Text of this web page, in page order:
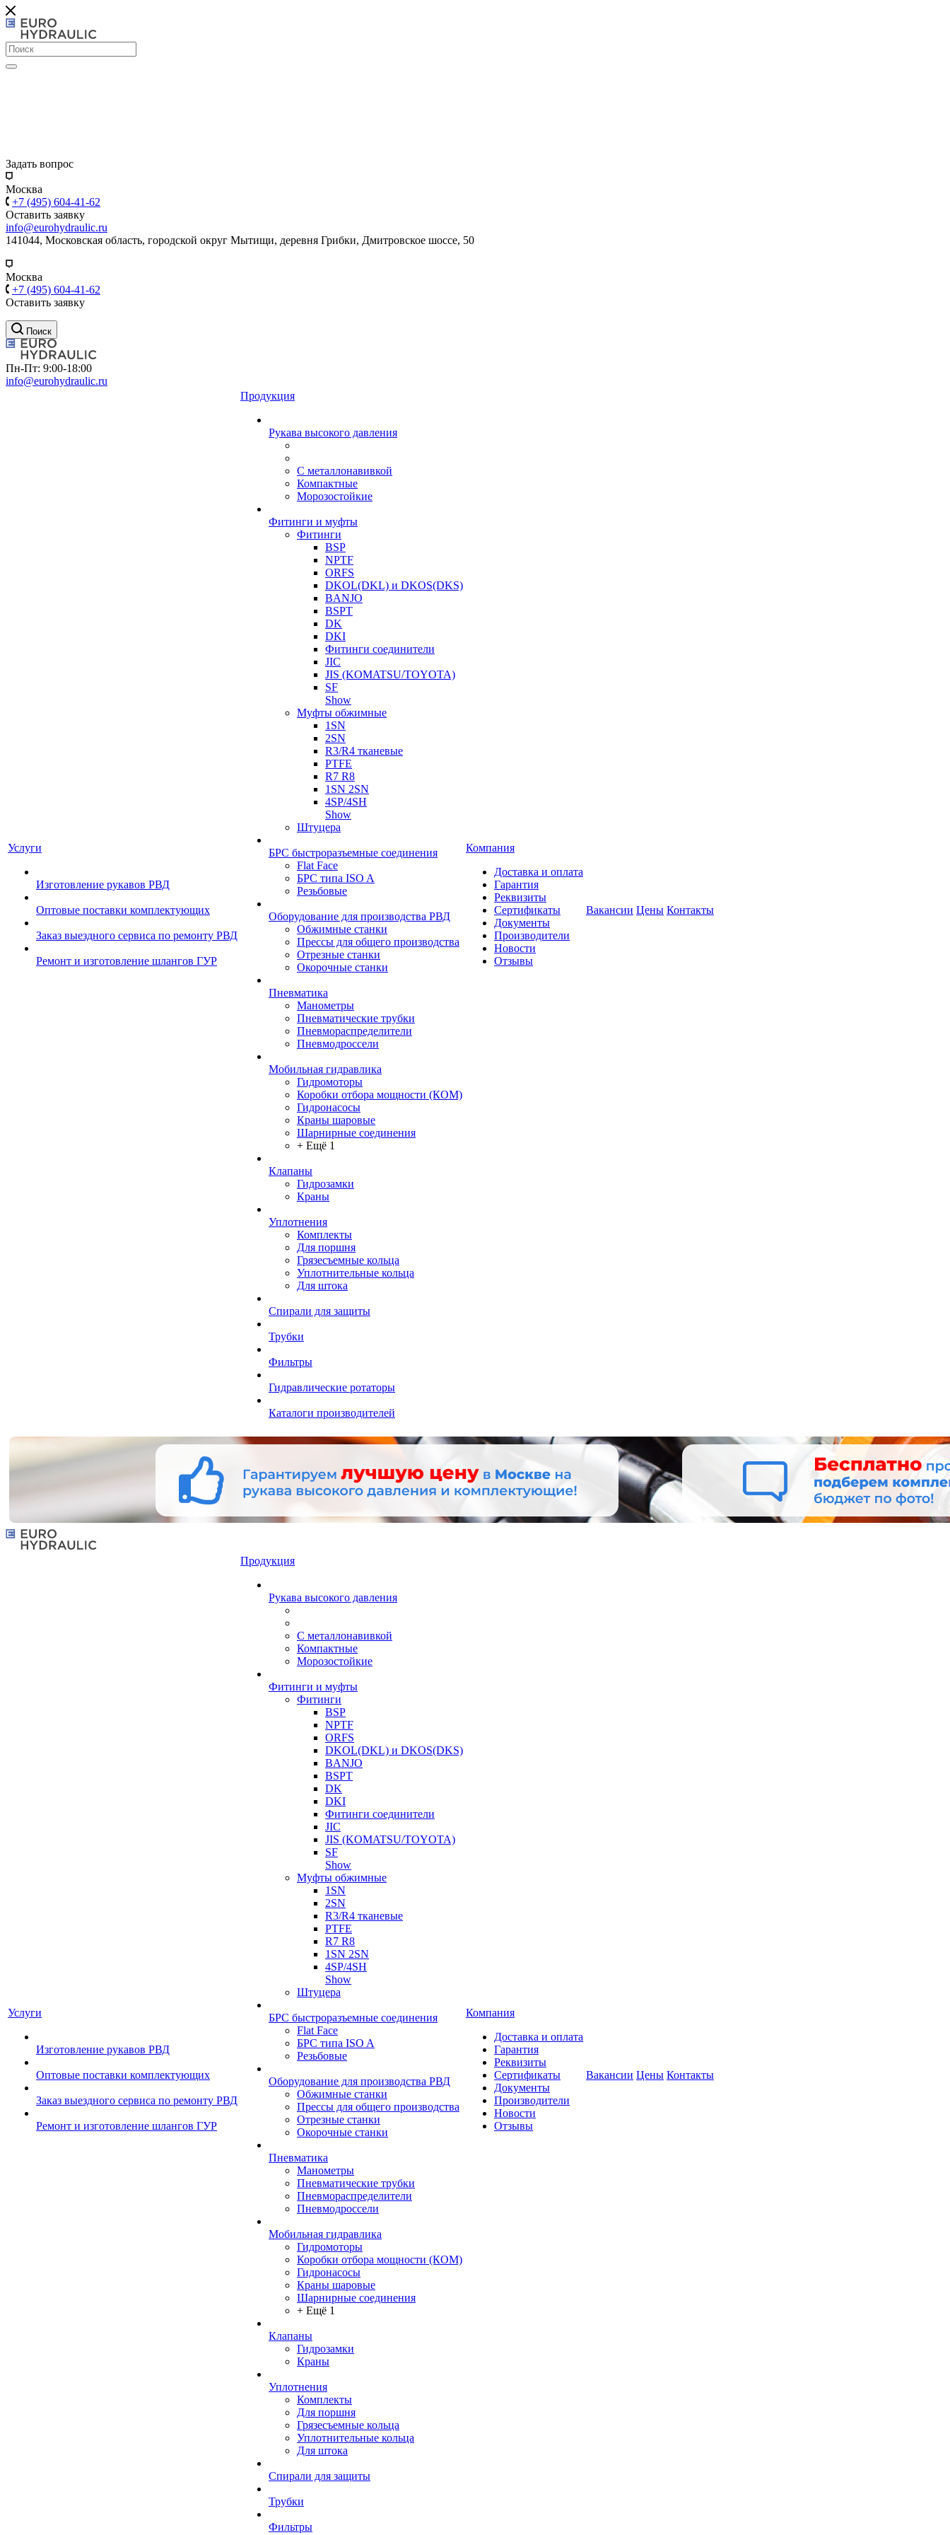
Задать вопрос
Москва
+7 (495) 604-41-62
Оставить заявку
info@eurohydraulic.ru
141044, Московская область, городской округ Мытищи, деревня Грибки, Дмитровское шоссе, 50
Москва
+7 (495) 604-41-62
Оставить заявку
Поиск
Пн-Пт: 9:00-18:00
info@eurohydraulic.ru
Услуги
Изготовление рукавов РВД
Оптовые поставки комплектующих
Заказ выездного сервиса по ремонту РВД
Ремонт и изготовление шлангов ГУР
Продукция
Рукава высокого давления
С металлонавивкой
Компактные
Морозостойкие
Фитинги и муфты
Фитинги
BSP
NPTF
ORFS
DKOL(DKL) и DKOS(DKS)
BANJO
BSPT
DK
DKI
Фитинги соединители
JIC
JIS (KOMATSU/TOYOTA)
SF
Show
Муфты обжимные
1SN
2SN
R3/R4 тканевые
PTFE
R7 R8
1SN 2SN
4SP/4SH
Show
Штуцера
БРС быстроразъемные соединения
Flat Face
БРС типа ISO A
Резьбовые
Оборудование для производства РВД
Обжимные станки
Прессы для общего производства
Отрезные станки
Окорочные станки
Пневматика
Манометры
Пневматические трубки
Пневмораспределители
Пневмодроссели
Мобильная гидравлика
Гидромоторы
Коробки отбора мощности (КОМ)
Гидронасосы
Краны шаровые
Шарнирные соединения
+ Ещё 1
Клапаны
Гидрозамки
Краны
Уплотнения
Комплекты
Для поршня
Грязесъемные кольца
Уплотнительные кольца
Для штока
Спирали для защиты
Трубки
Фильтры
Гидравлические ротаторы
Каталоги производителей
Компания
Доставка и оплата
Гарантия
Реквизиты
Сертификаты
Документы
Производители
Новости
Отзывы
Вакансии Цены Контакты
Услуги
Изготовление рукавов РВД
Оптовые поставки комплектующих
Заказ выездного сервиса по ремонту РВД
Ремонт и изготовление шлангов ГУР
Продукция
Рукава высокого давления
С металлонавивкой
Компактные
Морозостойкие
Фитинги и муфты
Фитинги
BSP
NPTF
ORFS
DKOL(DKL) и DKOS(DKS)
BANJO
BSPT
DK
DKI
Фитинги соединители
JIC
JIS (KOMATSU/TOYOTA)
SF
Show
Муфты обжимные
1SN
2SN
R3/R4 тканевые
PTFE
R7 R8
1SN 2SN
4SP/4SH
Show
Штуцера
БРС быстроразъемные соединения
Flat Face
БРС типа ISO A
Резьбовые
Оборудование для производства РВД
Обжимные станки
Прессы для общего производства
Отрезные станки
Окорочные станки
Пневматика
Манометры
Пневматические трубки
Пневмораспределители
Пневмодроссели
Мобильная гидравлика
Гидромоторы
Коробки отбора мощности (КОМ)
Гидронасосы
Краны шаровые
Шарнирные соединения
+ Ещё 1
Клапаны
Гидрозамки
Краны
Уплотнения
Комплекты
Для поршня
Грязесъемные кольца
Уплотнительные кольца
Для штока
Спирали для защиты
Трубки
Фильтры
Компания
Доставка и оплата
Гарантия
Реквизиты
Сертификаты
Документы
Производители
Новости
Отзывы
Вакансии Цены Контакты